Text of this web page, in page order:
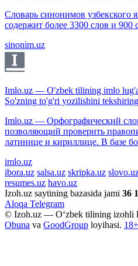
Словарь синонимов узбекского
содержит более 3300 слов и 900
sinonim.uz
Imlo.uz — O'zbek tilining imlo
So'zning to'g'ri yozilishini
Imlo.uz — Орфографический
позволяющий проверить
латинице и кириллице. В базе
imlo.uz
ibora.uz salsa.uz skripka.uz
resumes.uz havo.uz
Izoh.uz saytining bazasida jami 36
Aloqa Telegram
© Izoh.uz — O‘zbek tilining izohli
Obuna va GoodGroup loyihasi. 18+